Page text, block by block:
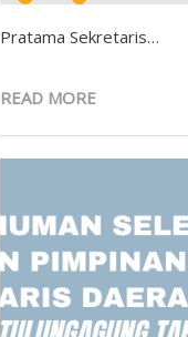
Pratama Sekretaris…
READ MORE